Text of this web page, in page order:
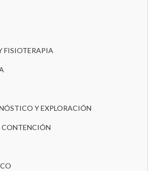
FISIOTERAPIA
Y EXPLORACIÓN
CONTENCIÓN